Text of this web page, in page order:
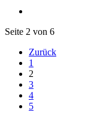
Seite 2 von 6
Zurück
1
2
3
4
5